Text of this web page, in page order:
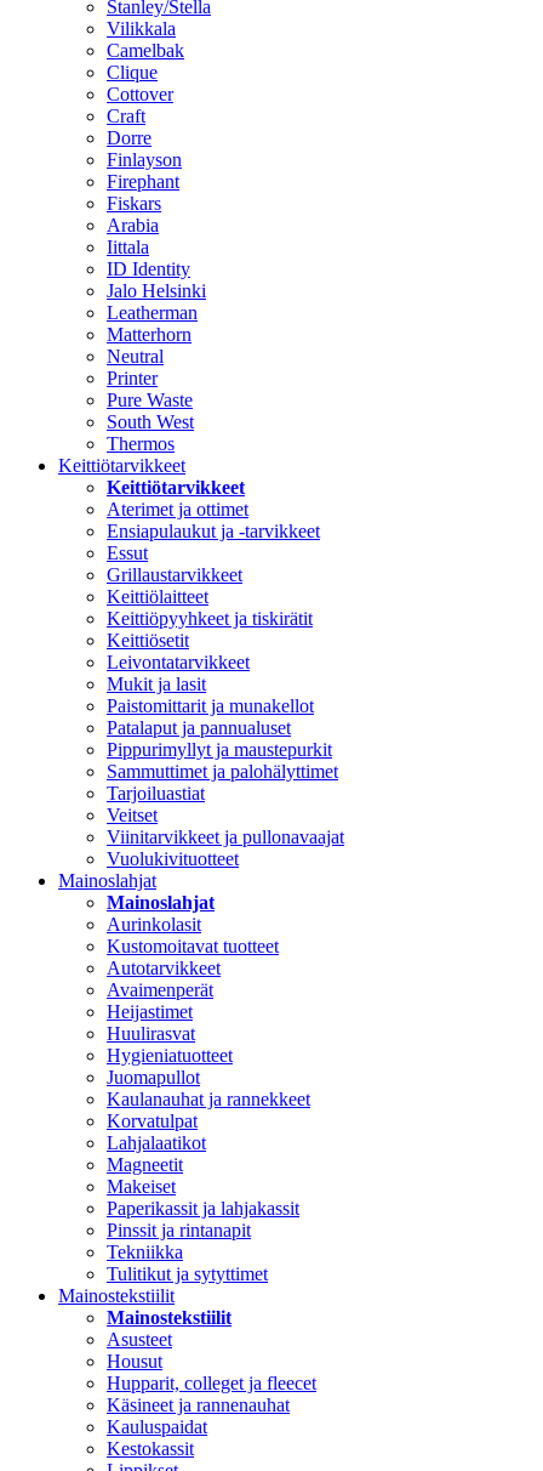
Stanley/Stella
Vilikkala
Camelbak
Clique
Cottover
Craft
Dorre
Finlayson
Firephant
Fiskars
Arabia
Iittala
ID Identity
Jalo Helsinki
Leatherman
Matterhorn
Neutral
Printer
Pure Waste
South West
Thermos
Keittiötarvikkeet
Keittiötarvikkeet
Aterimet ja ottimet
Ensiapulaukut ja -tarvikkeet
Essut
Grillaustarvikkeet
Keittiölaitteet
Keittiöpyyhkeet ja tiskirätit
Keittiösetit
Leivontatarvikkeet
Mukit ja lasit
Paistomittarit ja munakellot
Patalaput ja pannualuset
Pippurimyllyt ja maustepurkit
Sammuttimet ja palohälyttimet
Tarjoiluastiat
Veitset
Viinitarvikkeet ja pullonavaajat
Vuolukivituotteet
Mainoslahjat
Mainoslahjat
Aurinkolasit
Kustomoitavat tuotteet
Autotarvikkeet
Avaimenperät
Heijastimet
Huulirasvat
Hygieniatuotteet
Juomapullot
Kaulanauhat ja rannekkeet
Korvatulpat
Lahjalaatikot
Magneetit
Makeiset
Paperikassit ja lahjakassit
Pinssit ja rintanapit
Tekniikka
Tulitikut ja sytyttimet
Mainostekstiilit
Mainostekstiilit
Asusteet
Housut
Hupparit, colleget ja fleecet
Käsineet ja rannenauhat
Kauluspaidat
Kestokassit